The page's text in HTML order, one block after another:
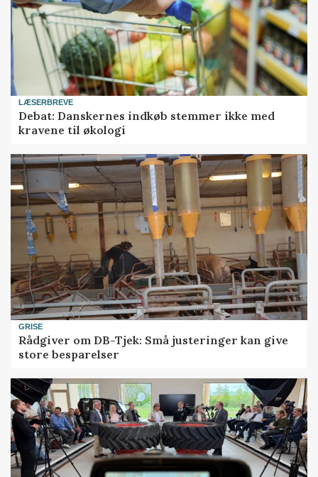
LÆSERBREVE
Debat: Danskernes indkøb stemmer ikke med
kravene til økologi
GRISE
Rådgiver om DB-Tjek: Små justeringer kan give
store besparelser